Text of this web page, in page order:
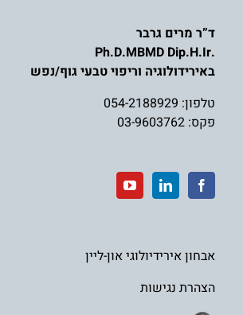
ד”ר מרים גרבר
.Ph.D.MBMD Dip.H.Ir
באירידולוגיה וריפוי טבעי גוף/נפש
טלפון: 054-2188929
פקס: 03-9603762
אבחון אירידיולוגי און-ליין
הצהרת נגישות